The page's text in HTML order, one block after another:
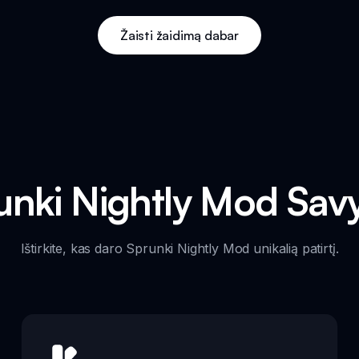
Žaisti žaidimą dabar
Nightly Mod
Ištirkite, kas daro Sprunki Nightly Mod unikalią patirtį.